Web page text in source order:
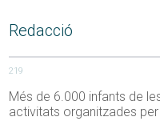
Redacció
219
Més de 6.000 infants de
activitats organitzades per